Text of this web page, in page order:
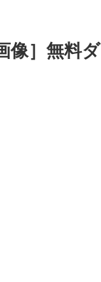
像］無料ダ